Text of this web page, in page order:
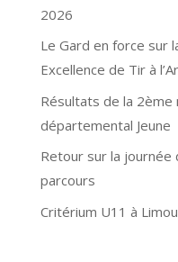
2026
Le Gard en force sur
Excellence de Tir à
Résultats de la 2ème
départemental Jeune
Retour sur la
parcours
Critérium U11 à